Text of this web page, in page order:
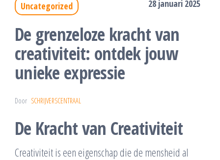
Uncategorized 28 januari 2025
De grenzeloze kracht van
creativiteit: ontdek jouw
unieke expressie
Door SCHRIJVERSCENTRAAL
De Kracht van Creativiteit
Creativiteit is een eigenschap die de mensheid al